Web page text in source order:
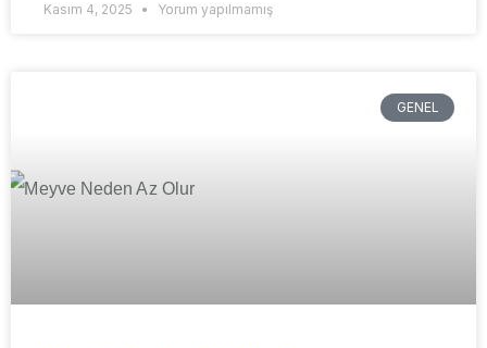
Kasım 4, 2025 Yorum yapılmamış
GENEL